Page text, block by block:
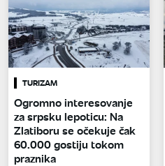
TURIZAM
Ogromno interesovanje
za srpsku lepoticu: Na
Zlatiboru se očekuje čak
60.000 gostiju tokom
praznika